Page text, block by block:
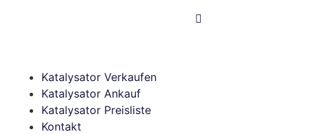
Katalysator Verkaufen
Katalysator Ankauf
Katalysator Preisliste
Kontakt